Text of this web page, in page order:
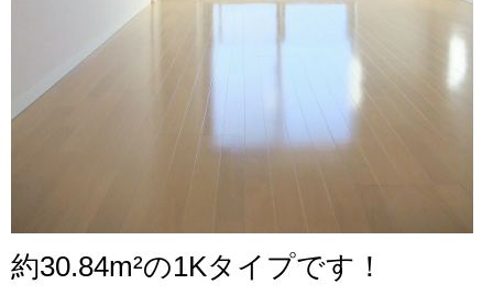
約30.84m²の1Kタイプです！